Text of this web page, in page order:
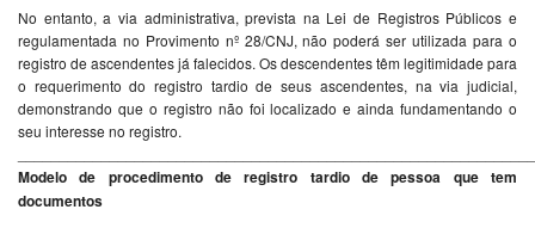
No entanto, a via administrativa, prevista na Lei de Registros Públicos e
regulamentada no Provimento nº 28/CNJ, não poderá ser utilizada para o
registro de ascendentes já falecidos. Os descendentes têm legitimidade para
o requerimento do registro tardio de seus ascendentes, na via judicial,
demonstrando que o registro não foi localizado e ainda fundamentando o
seu interesse no registro.
Modelo de procedimento de registro tardio de pessoa que tem
documentos